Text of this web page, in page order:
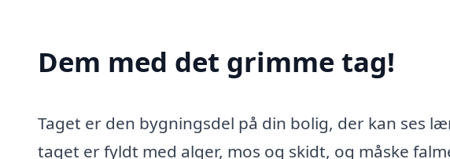
Dem med det grimme tag!
Taget er den bygningsdel på din bolig, der kan ses
taget er fyldt med alger, mos og skidt, og måske